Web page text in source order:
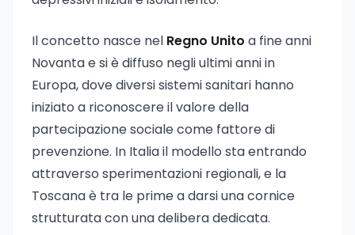
Il concetto nasce nel Regno Unito a fine anni
Novanta e si è diffuso negli ultimi anni in
Europa, dove diversi sistemi sanitari hanno
iniziato a riconoscere il valore della
partecipazione sociale come fattore di
prevenzione. In Italia il modello sta entrando
attraverso sperimentazioni regionali, e la
Toscana è tra le prime a darsi una cornice
strutturata con una delibera dedicata.